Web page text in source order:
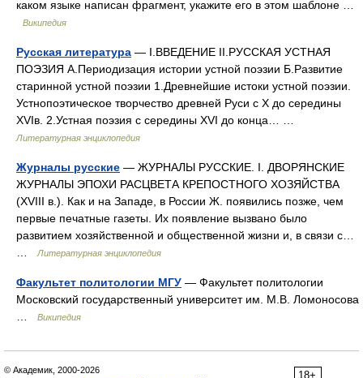
каком языке написан фрагмент, укажите его в этом шаблоне …
Википедия
Русская литература — I.ВВЕДЕНИЕ II.РУССКАЯ УСТНАЯ
ПОЭЗИЯ А.Периодизация истории устной поэзии Б.Развитие
старинной устной поэзии 1.Древнейшие истоки устной поэзии.
Устнопоэтическое творчество древней Руси с X до середины
XVIв. 2.Устная поэзия с середины XVI до конца… …
Литературная энциклопедия
Журналы русские — ЖУРНАЛЫ РУССКИЕ. I. ДВОРЯНСКИЕ
ЖУРНАЛЫ ЭПОХИ РАСЦВЕТА КРЕПОСТНОГО ХОЗЯЙСТВА
(XVIII в.). Как и на Западе, в России Ж. появились позже, чем
первые печатные газеты. Их появление вызвано было
развитием хозяйственной и общественной жизни и, в связи с…
Литературная энциклопедия
Факультет политологии МГУ — Факультет политологии
Московский государственный университет им. М.В. Ломоносова
Википедия
18+
© Академик, 2000-2026